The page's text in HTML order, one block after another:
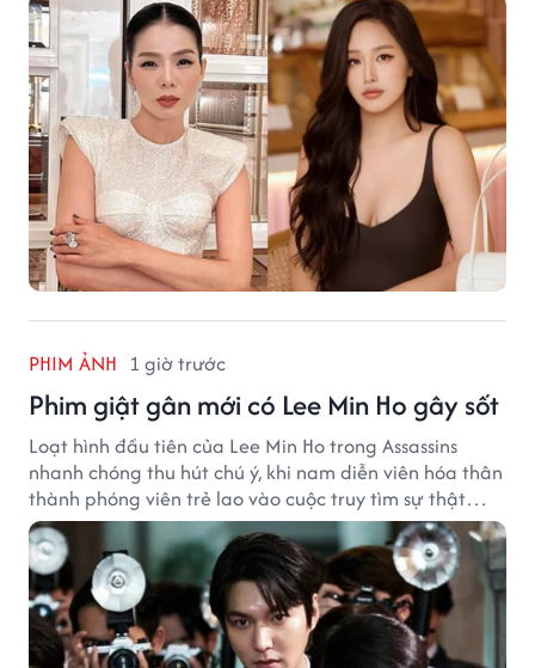
PHIM ẢNH 1 giờ trước
Phim giật gân mới có Lee Min Ho gây sốt
Loạt hình đầu tiên của Lee Min Ho trong Assassins
nhanh chóng thu hút chú ý, khi nam diễn viên hóa thân
thành phóng viên trẻ lao vào cuộc truy tìm sự thật
phía sau một vụ ám sát gây chấn động Hàn Quốc.